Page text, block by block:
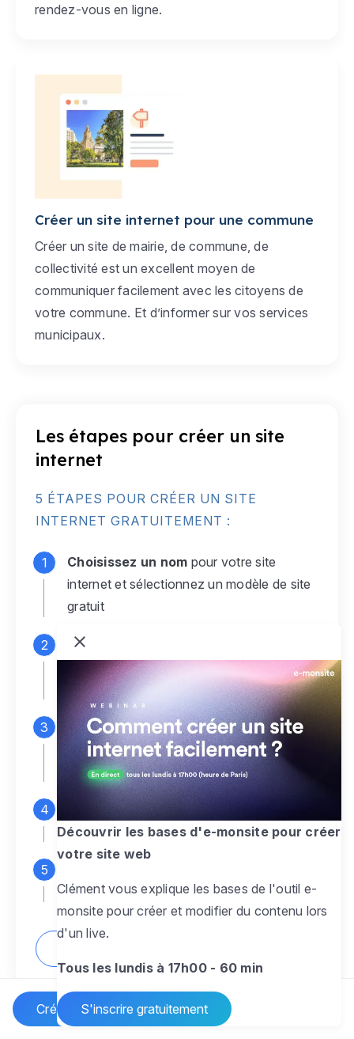
Créer un site Internet
rendez-vous en ligne.
Créer un site internet pour une commune
Créer un site de mairie, de commune, de
collectivité est un excellent moyen de
communiquer facilement avec les citoyens de
votre commune. Et d’informer sur vos services
municipaux.
Les étapes pour créer un site
internet
5 ÉTAPES POUR CRÉER UN SITE
INTERNET GRATUITEMENT :
Choisissez un nom pour votre site
internet et sélectionnez un modèle de site
gratuit
Connectez-vous
monsite gratuit pour accéder à votre
espace d'administration
Personnalisez entièrement le
designpour créer un site web sur-mesure,
à votre image
Ajoutez des pagessans limite pour
présenter votre activité, votre passion
pour rendre votre site dynamique
Découvrir les bases d'e-monsite pour créer
votre site web
Clément vous explique les bases de l'outil e-
monsite pour créer et modifier du contenu lors
d'un live.
Tous les lundis à 17h00 - 60 min
S'inscrire gratuitement